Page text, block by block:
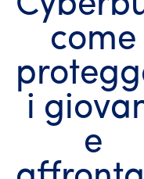
come
i
e